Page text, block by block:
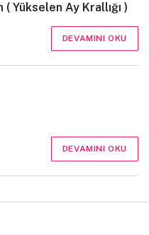
Yükselen Ay Krallığı )
DEVAMINI OKU
DEVAMINI OKU